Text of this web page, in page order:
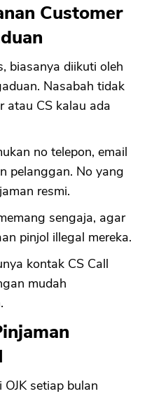
Customer
biasanya diikuti oleh
Nasabah tidak
atau CS kalau ada
no telepon, email
pelanggan. No yang
resmi.
sengaja, agar
pinjol illegal mereka.
kontak CS Call
mudah
setiap bulan